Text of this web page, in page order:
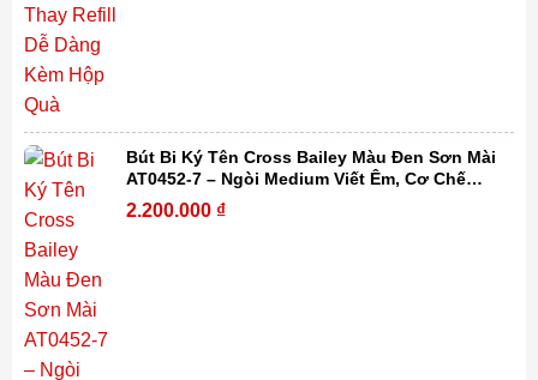
Bút Bi Ký Tên Cross Bailey Màu Đen Sơn Mài
AT0452-7 – Ngòi Medium Viết Êm, Cơ Chế
Xoay Tiện Lợi, Thay Refill Dễ Dàng Kèm Hộp
2.200.000 ₫